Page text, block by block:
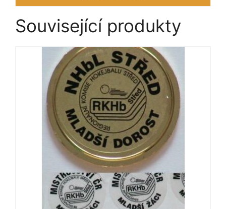
Související produkty